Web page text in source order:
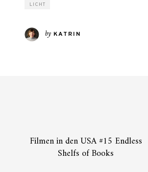
LICHT
by KATRIN
Filmen in den USA #15 Endless
Shelfs of Books